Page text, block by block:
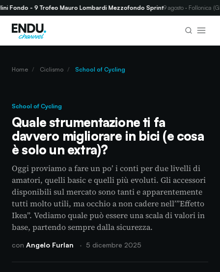
- 9 Trofeo Mauro Lombardi Mezzofondo Sprint9 agosto · Follonica (GR)
Home / Ciclismo / School of Cycling
School of Cycling
Quale strumentazione ti fa
davvero migliorare in bici (e cosa
è solo un extra)?
Oggi proviamo a fare un po’ i conti per due livelli di
amatori, quelli basic e quelli più evoluti. Gli accessori
disponibili sul mercato sono tanti e apparentemente
tutti molto utili, ma occhio a non cadere nell’”Effetto
Ikea”. Vediamo quale può essere una scala di valori in
base, partendo sempre dalla sicurezza.
con Angelo Furlan · 5 dicembre 2025